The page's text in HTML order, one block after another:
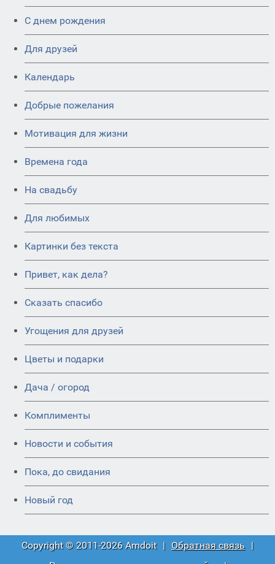
C днем рождения
Для друзей
Календарь
Добрые пожелания
Мотивация для жизни
Времена года
На свадьбу
Для любимых
Картинки без текста
Привет, как дела?
Сказать спасибо
Угощения для друзей
Цветы и подарки
Дача / огород
Комплименты
Новости и события
Пока, до свидания
Новый год
Copyright © 2011-2026 Amdoit | Обратная связь |